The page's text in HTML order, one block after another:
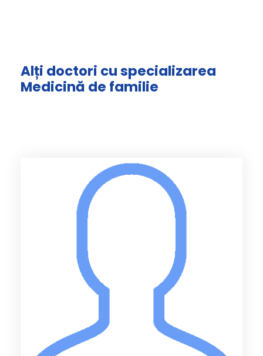
Alți doctori cu specializarea
Medicină de familie